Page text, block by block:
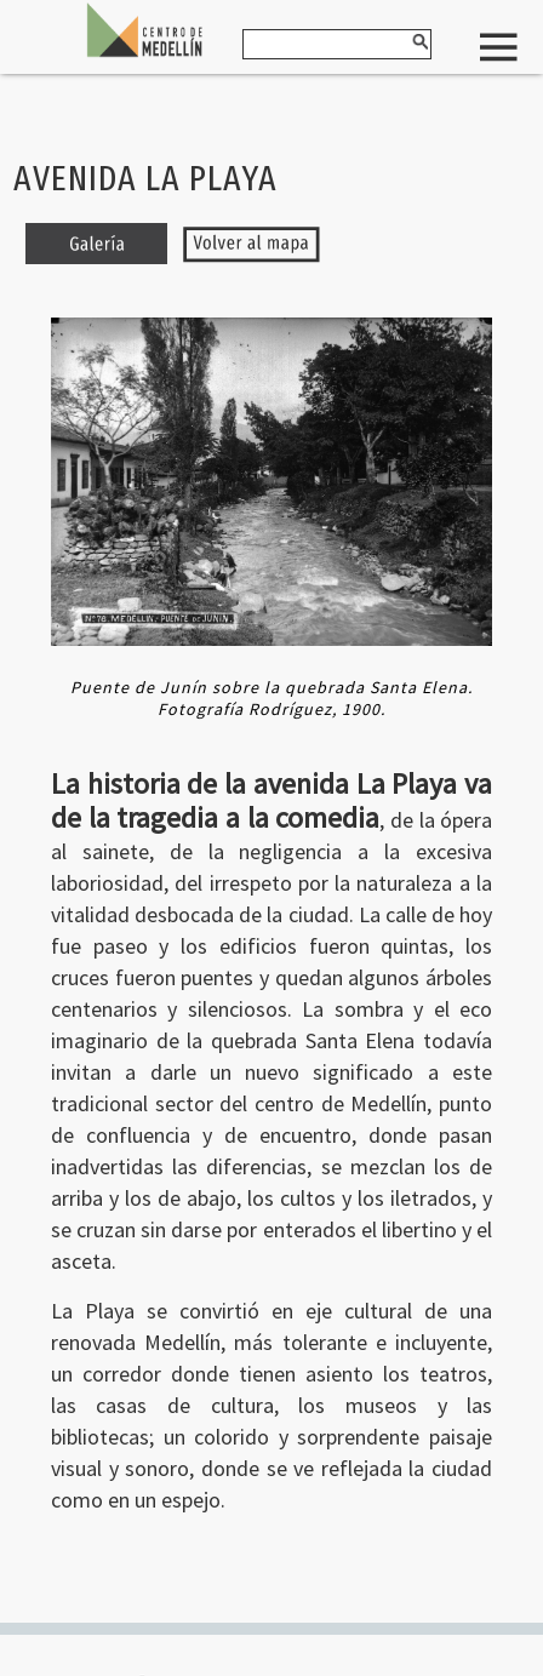
AVENIDA LA PLAYA
Puente de Junín sobre la quebrada Santa Elena.
Fotografía Rodríguez, 1900.
La historia de la avenida La Playa va
de la tragedia a la comedia, de la ópera
al sainete, de la negligencia a la excesiva
laboriosidad, del irrespeto por la naturaleza a la
vitalidad desbocada de la ciudad. La calle de hoy
fue paseo y los edificios fueron quintas, los
cruces fueron puentes y quedan algunos árboles
centenarios y silenciosos. La sombra y el eco
imaginario de la quebrada Santa Elena todavía
invitan a darle un nuevo significado a este
tradicional sector del centro de Medellín, punto
de confluencia y de encuentro, donde pasan
inadvertidas las diferencias, se mezclan los de
arriba y los de abajo, los cultos y los iletrados, y
se cruzan sin darse por enterados el libertino y el
asceta.
La Playa se convirtió en eje cultural de una
renovada Medellín, más tolerante e incluyente,
un corredor donde tienen asiento los teatros,
las casas de cultura, los museos y las
bibliotecas; un colorido y sorprendente paisaje
visual y sonoro, donde se ve reflejada la ciudad
como en un espejo.
Ingresar